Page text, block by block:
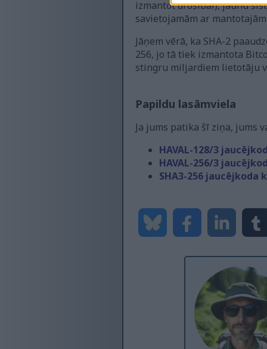
izmantot drošībai), jaunu
savietojamām ar
Jāņem vērā, ka SHA-2
256, jo tā tiek izmantota
stingru miljardiem lietotāju
Papildu lasāmviela
Ja jums patika šī ziņa, jums
HAVAL-128/3
HAVAL-256/3
SHA3-256 jaucējkoda